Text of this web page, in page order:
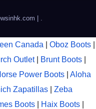
|
Canada Oboz Boots
Outlet Brunt Boots
Power Boots
Aloha
Zapatillas
Zeba
Boots Haix Boots